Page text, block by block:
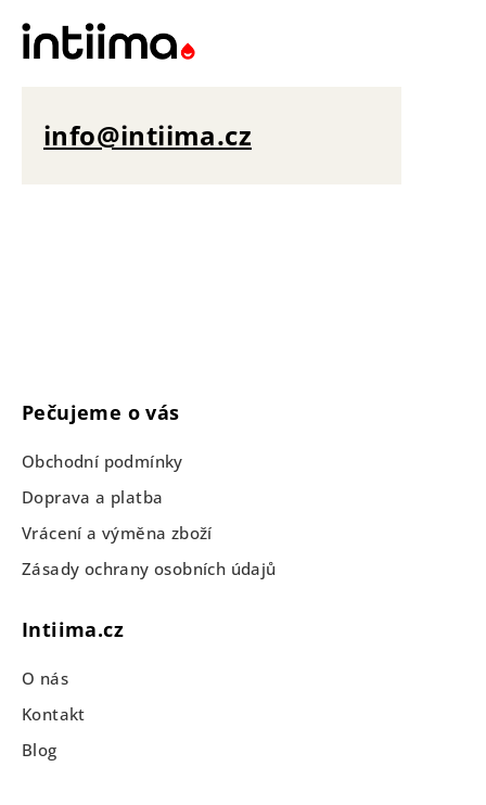
info@intiima.cz
Pečujeme o vás
Obchodní podmínky
Doprava a platba
Vrácení a výměna zboží
Zásady ochrany osobních údajů
Intiima.cz
O nás
Kontakt
Blog